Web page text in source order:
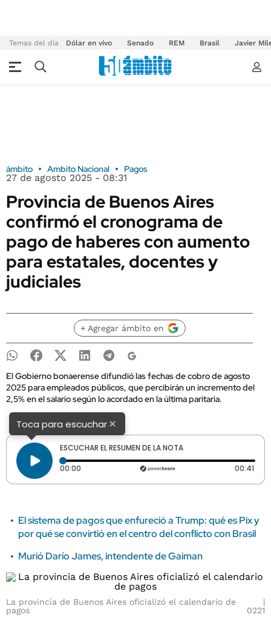
Temas del día Dólar en vivo Senado REM Brasil Javier
ámbito Ambito Nacional Pagos
27 de agosto 2025 - 08:31
Provincia de Buenos Aires
confirmó el cronograma de
pago de haberes con aumento
para estatales, docentes y
judiciales
+ Agregar ámbito en
El Gobierno bonaerense difundió las fechas de cobro de agosto
2025 para empleados públicos, que percibirán un incremento del
2,5% en el salario según lo acordado en la última paritaria.
Toca para escuchar×
ESCUCHAR EL RESUMEN DE LA NOTA
00:00 Tiempo transcurrido: 0 segundos 00:41
El sistema de pagos que enfureció a Trump: qué es Pix y
por qué se convirtió en el centro del conflicto con Brasil
Murió Darío James, intendente de Gaiman
La provincia de Buenos Aires oficializó el calendario de
pagos
0221